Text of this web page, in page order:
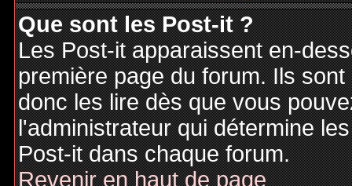
Que sont les Post-it ?
Les Post-it apparaissent en-
première page du forum. Ils
donc les lire dès que vous
l'administrateur qui détermine
Post-it dans chaque forum.
Revenir en haut de page